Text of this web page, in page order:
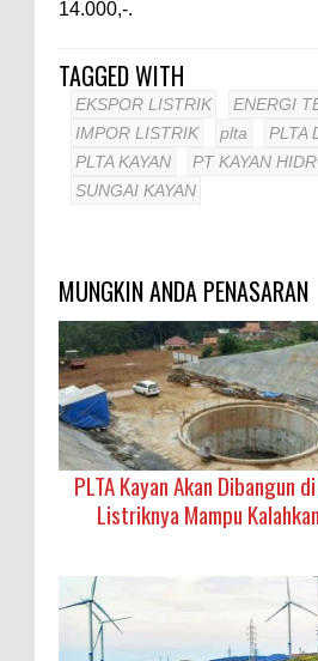
14.000,-.
TAGGED WITH
EKSPOR LISTRIK
ENERGI
IMPOR LISTRIK
plta
PLTA
PLTA KAYAN
PT KAYAN
SUNGAI KAYAN
MUNGKIN ANDA PENASARAN
PLTA Kayan Akan Dibangun
Listriknya Mampu